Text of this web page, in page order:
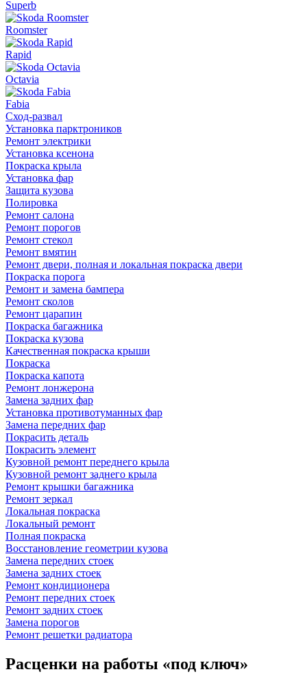
Superb
Roomster
Rapid
Octavia
Fabia
Сход-развал
Установка парктроников
Ремонт электрики
Установка ксенона
Покраска крыла
Установка фар
Защита кузова
Полировка
Ремонт салона
Ремонт порогов
Ремонт стекол
Ремонт вмятин
Ремонт двери, полная и локальная покраска двери
Покраска порога
Ремонт и замена бампера
Ремонт сколов
Ремонт царапин
Покраска багажника
Покраска кузова
Качественная покраска крыши
Покраска
Покраска капота
Ремонт лонжерона
Замена задних фар
Установка противотуманных фар
Замена передних фар
Покрасить деталь
Покрасить элемент
Кузовной ремонт переднего крыла
Кузовной ремонт заднего крыла
Ремонт крышки багажника
Ремонт зеркал
Локальная покраска
Локальный ремонт
Полная покраска
Восстановление геометрии кузова
Замена передних стоек
Замена задних стоек
Ремонт кондиционера
Ремонт передних стоек
Ремонт задних стоек
Замена порогов
Ремонт решетки радиатора
Расценки на работы «под ключ»